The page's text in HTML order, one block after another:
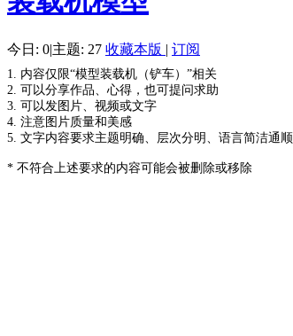
今日: 0|主题: 27 收藏本版 | 订阅
1. 内容仅限“模型装载机（铲车）”相关
2. 可以分享作品、心得，也可提问求助
3. 可以发图片、视频或文字
4. 注意图片质量和美感
5. 文字内容要求主题明确、层次分明、语言简洁通顺
* 不符合上述要求的内容可能会被删除或移除